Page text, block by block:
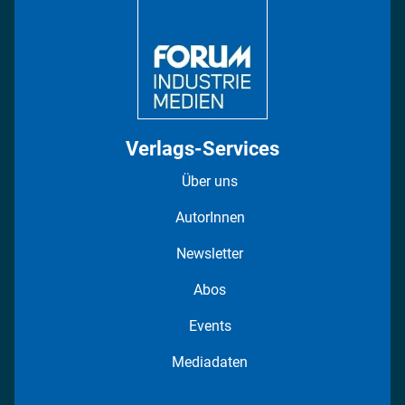
Verlags-Services
Über uns
AutorInnen
Newsletter
Abos
Events
Mediadaten